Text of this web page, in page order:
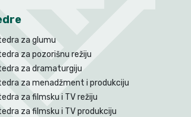
za glumu
za pozorišnu režiju
za dramaturgiju
za menadžment i produkciju
za filmsku i TV režiju
za filmsku i TV produkciju